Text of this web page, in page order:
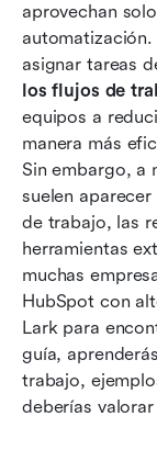
aprovechan
los flujos de
equipos a
manera más
Sin embargo, a
suelen
de trabajo, las
herramientas
muchas
HubSpot con
Lark para
guía,
trabajo,
deberías
Cómo crear
Limitaciones
HubSpot
Conoce
HubSpot vs.
prácticas de
Conclusión
Preguntas
Lecturas